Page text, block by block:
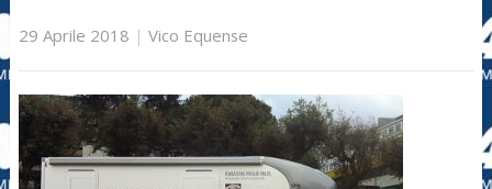
29 Aprile 2018 | Vico Equense